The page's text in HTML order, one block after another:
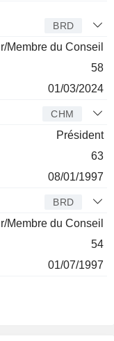
BRD
Membre du Conseil
58
01/03/2024
CHM
Président
63
08/01/1997
BRD
Membre du Conseil
54
01/07/1997